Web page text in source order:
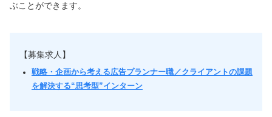
ぶことができます。
【募集求人】
戦略・企画から考える広告プランナー職／クライアントの課題
を解決する“思考型”インターン